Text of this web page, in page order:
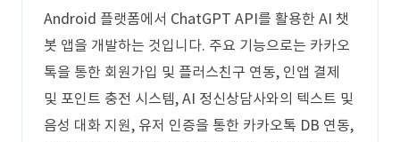
Android 플랫폼에서 ChatGPT API를 활용한 AI 챗
봇 앱을 개발하는 것입니다. 주요 기능으로는 카카오
톡을 통한 회원가입 및 플러스친구 연동, 인앱 결제
및 포인트 충전 시스템, AI 정신상담사와의 텍스트 및
음성 대화 지원, 유저 인증을 통한 카카오톡 DB 연동,